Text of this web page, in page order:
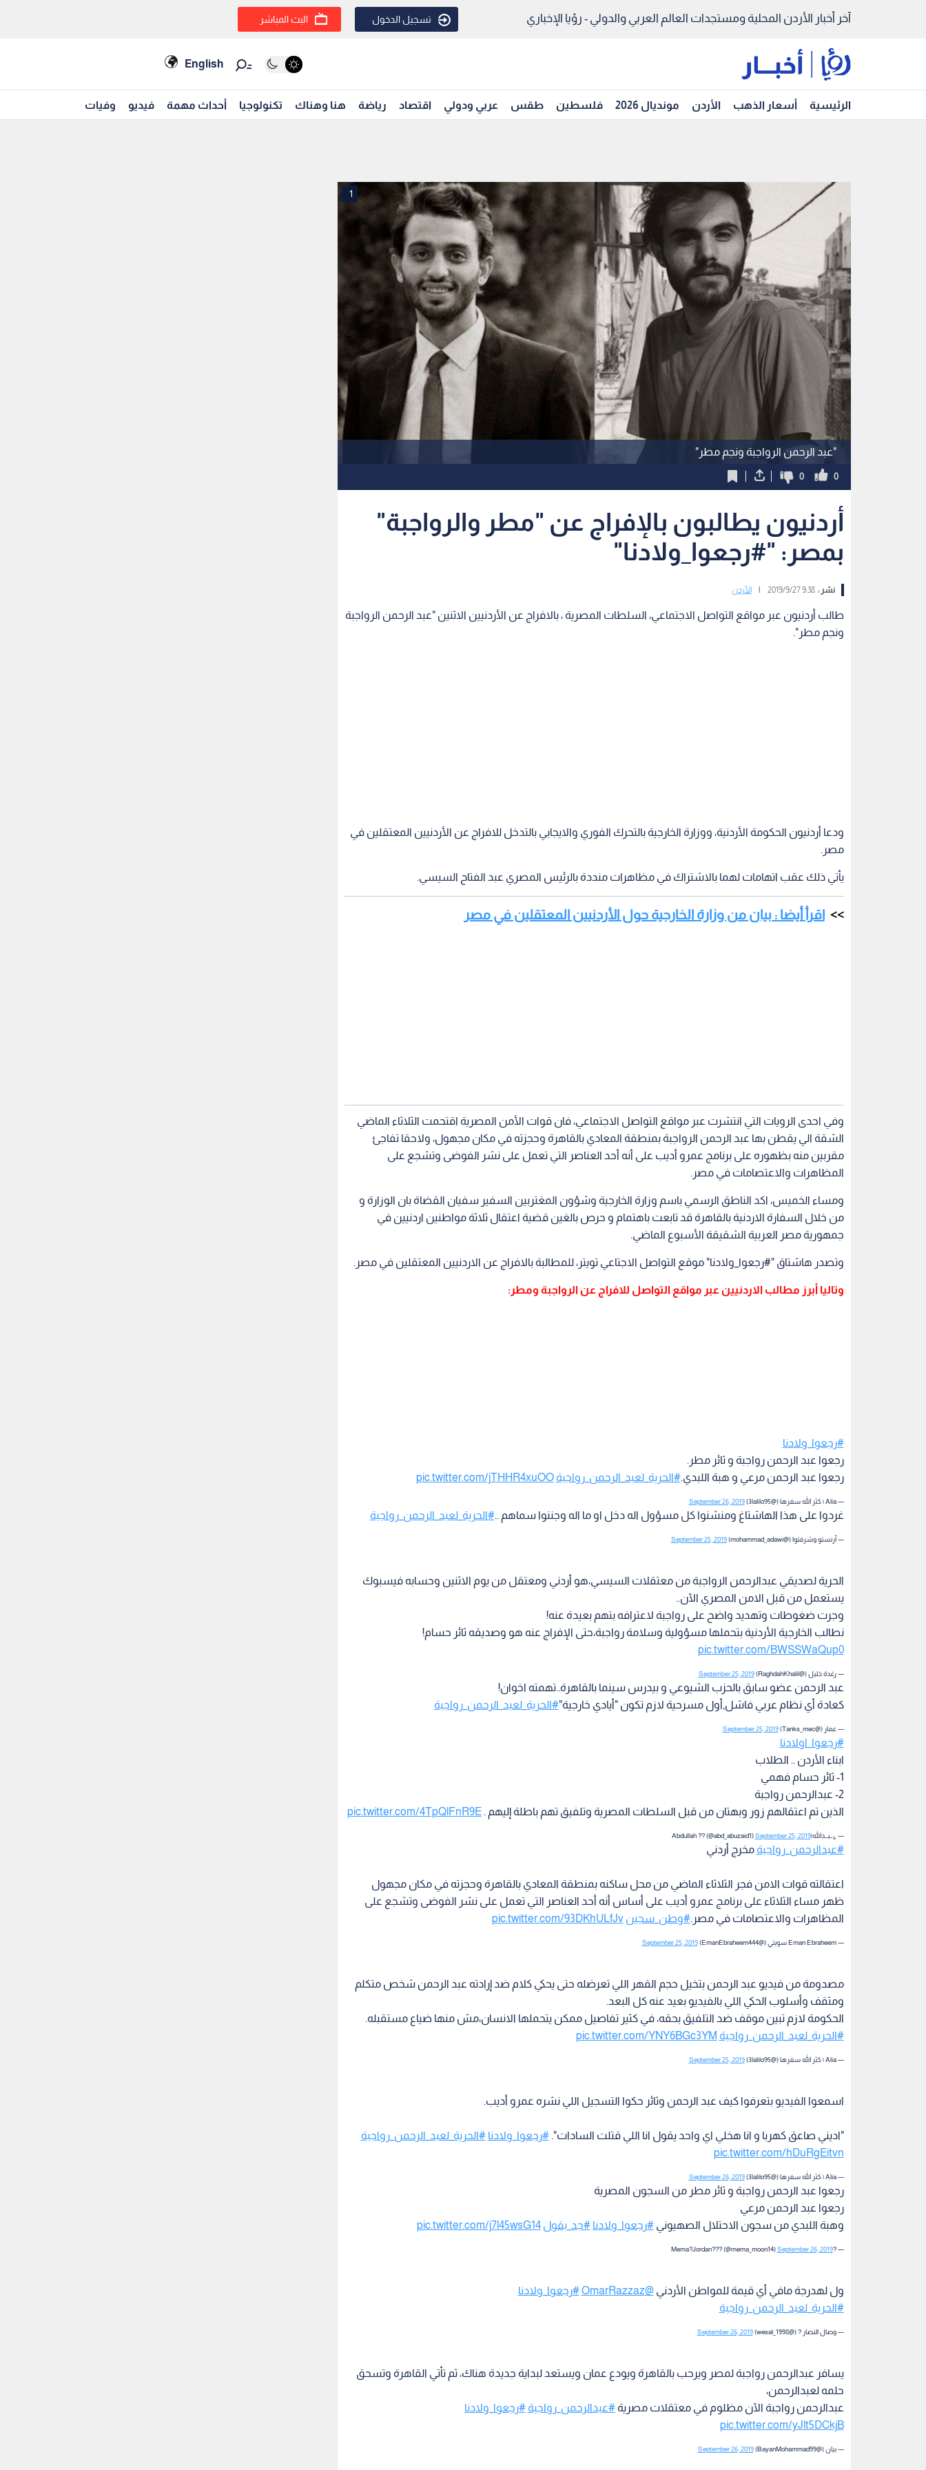
آخر أخبار الأردن المحلية ومستجدات العالم العربي والدولي - رؤيا الإخباري تسجيل الدخول البث المباشر
English
الرئيسية أسعار الذهب الأردن مونديال 2026 فلسطين طقس عربي ودولي اقتصاد رياضة هنا وهناك تكنولوجيا أحداث مهمة فيديو وفيات
"عبد الرحمن الرواجبة ونجم مطر"
1
0
0
أردنيون يطالبون بالإفراج عن "مطر والرواجبة"
بمصر: "#رجعوا_ولادنا"
نشر :9:38 2019/9/27 الأردن
طالب أردنيون عبر مواقع التواصل الاجتماعي، السلطات المصرية ، بالافراج عن الأردنيين الاثنين "عبد الرحمن الرواجبة
ونجم مطر".
ودعا أردنيون الحكومة الأردنية، ووزارة الخارجية بالتحرك الفوري والايجابي بالتدخل للافراج عن الأردنيين المعتقلين في
مصر.
يأتي ذلك عقب اتهامات لهما بالاشتراك في مظاهرات منددة بالرئيس المصري عبد الفتاح السيسي.
اقرأ أيضا : بيان من وزارة الخارجية حول الأردنيين المعتقلين في مصر
وفي احدى الرويات التي انتشرت عبر مواقع التواصل الاجتماعي، فان قوات الأمن المصرية اقتحمت الثلاثاء الماضي
الشقة الي يقطن بها عبد الرحمن الرواجبة بمنطقة المعادي بالقاهرة وحجزته في مكان مجهول، ولاحقا تفاجئ
مقربين منه بظهوره على برنامج عمرو أديب على أنه أحد العناصر التي تعمل على نشر الفوضى وتشجع على
المظاهرات والاعتصامات في مصر.
ومساء الخميس، اكد الناطق الرسمي باسم وزارة الخارجية وشؤون المغتربين السفير سفيان القضاة بان الوزارة و
من خلال السفارة الاردنية بالقاهرة قد تابعت باهتمام و حرص بالغين قضية اعتقال ثلاثة مواطنين اردنيين في
جمهورية مصر العربية الشقيقة الأسبوع الماضي.
وتصدر هاشتاق "#رجعوا_ولادنا" موقع التواصل الاجتاعي تويتر، للمطالبة بالافراج عن الاردنيين المعتقلين في مصر.
وتاليا أبرز مطالب الاردنيين عبر مواقع التواصل للافراج عن الرواجبة ومطر:
#رجعوا_ولادنا
رجعوا عبد الرحمن رواجبة و ثائر مطر.
رجعوا عبد الرحمن مرعي و هبة اللبدي.#الحرية_لعبد_الرحمن_رواجبة pic.twitter.com/jTHHR4xuOO
— Alia | كثر الله سفرها (@3lalilo95) September 26, 2019
غردوا على هذا الهاشتاغ ومنشنوا كل مسؤول اله دخل او ما اله وجننوا سماهم ..#الحرية_لعبد_الرحمن_رواجبة
— أرنستو وشرفتوا (@mohammad_adawi) September 25, 2019
الحرية لصديقي عبدالرحمن الرواجبة من معتقلات السيسي،هو أردني ومعتقل من يوم الاثنين وحسابه فيسبوك
يستعمل من قبل الامن المصري الآن..
وجرت ضغوطات وتهديد واضح على رواجبة لاعترافه بتهم بعيدة عنه!
نطالب الخارجية الأردنية بتحملها مسؤولية وسلامة رواجبة،حتى الإفراج عنه هو وصديقه ثائر حسام!
pic.twitter.com/BWSSWaQup0
— رغدة خليل (@RaghdahKhalil) September 25, 2019
عبد الرحمن عضو سابق بالحزب الشيوعي و بيدرس سينما بالقاهرة..تهمته اخوان!
كعادة أي نظام عربي فاشل,أول مسرحية لازم تكون "أيادي خارجية"#الحرية_لعبد_الرحمن_رواجبة
— عمار (@Tanks_mec) September 25, 2019
#رجعوا_اولادنا
ابناء الأردن .. الطلاب
1- ثائر حسام فهمي
2- عبدالرحمن رواجبة
الذين تم اعتقالهم زور وبهتان من قبل السلطات المصرية وتلفيق تهم باطلة إليهم .pic.twitter.com/4TpQlFnR9E
— ؏ــبــدﷲ|Abdullah ?? (@abd_abuzaid1)September 25, 2019
#عبدالرحمن_رواجبة مخرج أردني
اعتقالته قوات الامن فجر الثلاثاء الماضي من محل ساكنه بمنطقة المعادي بالقاهرة وحجزته في مكان مجهول
ظهر مساء الثلاثاء على برنامج عمرو أديب على أساس أنه أحد العناصر التي تعمل على نشر الفوضى وتشجع على
المظاهرات والاعتصامات في مصر.#وطن_سجين pic.twitter.com/93DKhULfJv
— Eman Ebraheem سويتي (@EmanEbraheem444) September 25, 2019
مصدومة من فيديو عبد الرحمن بتخيل حجم القهر اللي تعرضله حتى يحكي كلام ضد إرادته عبد الرحمن شخص متكلم
ومثقف وأسلوب الحكي اللي بالفيديو بعيد عنه كل البعد.
الحكومة لازم تبين موقف ضد التلفيق بحقه، في كثير تفاصيل ممكن يتحملها الانسان،مش منها ضياع مستقبله.
#الحرية_لعبد_الرحمن_رواجبة pic.twitter.com/YNY6BGc3YM
— Alia | كثر الله سفرها (@3lalilo95) September 25, 2019
اسمعوا الفيديو بتعرفوا كيف عبد الرحمن وثائر حكوا التسجيل اللي نشره عمرو أديب.
"اديني صاعق كهربا و انا هخلي اي واحد يقول انا اللي قتلت السادات".#رجعوا_ولادنا #الحرية_لعبد_الرحمن_رواجبة
pic.twitter.com/hDuRgEitvn
— Alia | كثر الله سفرها (@3lalilo95) September 26, 2019
رجعوا عبد الرحمن رواجبة و ثائر مطر من السجون المصرية
رجعوا عبد الرحمن مرعي
وهبة اللبدي من سجون الاحتلال الصهيوني#رجعوا_ولادنا #جد_بقول pic.twitter.com/j7l45wsG14
— ?Mema?Jordan??? (@mema_moon14)
September 26, 2019
ول لهدرجة مافي أي قيمة للمواطن الأردني@OmarRazzaz
#رجعوا_ولادنا
#الحرية_لعبد_الرحمن_رواجبة
— وصال النصار ? (@wesal_1998) September 26, 2019
يسافر عبدالرحمن رواجبة لمصر ويرحب بالقاهرة ويودع عمان ويستعد لبداية جديدة هناك، ثم تأتي القاهرة وتسحق
حلمه لعبدالرحمن،
عبدالرحمن رواجبة الآن مظلوم في معتقلات مصرية#عبدالرحمن_رواجبة #رجعوا_ولادنا
pic.twitter.com/yJlt5DCkjB
— بيان (@BayanMohammad99) September 26, 2019